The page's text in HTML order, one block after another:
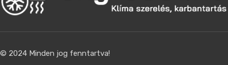
© 2024 Minden jog fenntartva!